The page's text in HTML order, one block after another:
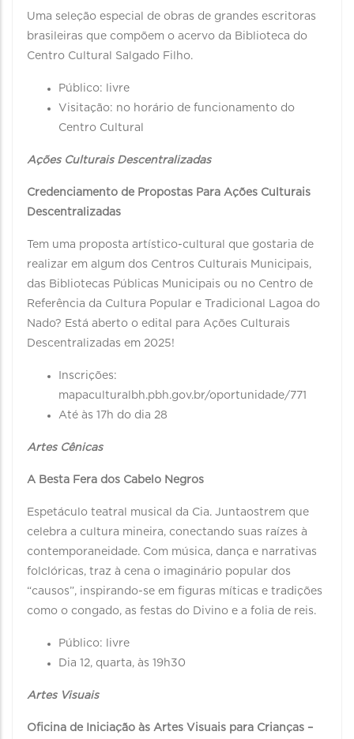
Uma seleção especial de obras de grandes escritoras
brasileiras que compõem o acervo da Biblioteca do
Centro Cultural Salgado Filho.
Público: livre
Visitação: no horário de funcionamento do
Centro Cultural
Ações Culturais Descentralizadas
Credenciamento de Propostas Para Ações Culturais
Descentralizadas
Tem uma proposta artístico-cultural que gostaria de
realizar em algum dos Centros Culturais Municipais,
das Bibliotecas Públicas Municipais ou no Centro de
Referência da Cultura Popular e Tradicional Lagoa do
Nado? Está aberto o edital para Ações Culturais
Descentralizadas em 2025!
Inscrições:
mapaculturalbh.pbh.gov.br/oportunidade/771
Até às 17h do dia 28
Artes Cênicas
A Besta Fera dos Cabelo Negros
Espetáculo teatral musical da Cia. Juntaostrem que
celebra a cultura mineira, conectando suas raízes à
contemporaneidade. Com música, dança e narrativas
folclóricas, traz à cena o imaginário popular dos
“causos”, inspirando-se em figuras míticas e tradições
como o congado, as festas do Divino e a folia de reis.
Público: livre
Dia 12, quarta, às 19h30
Artes Visuais
Oficina de Iniciação às Artes Visuais para Crianças –